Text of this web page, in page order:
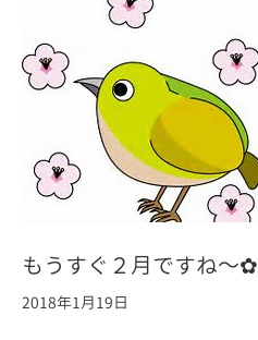
もうすぐ２月ですね～✿
2018年1月19日